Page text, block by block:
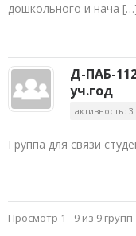
дошкольного и нача
Д-ПАБ-
уч.год
активность:
Группа для связи
Просмотр 1 - 9 из 9 групп